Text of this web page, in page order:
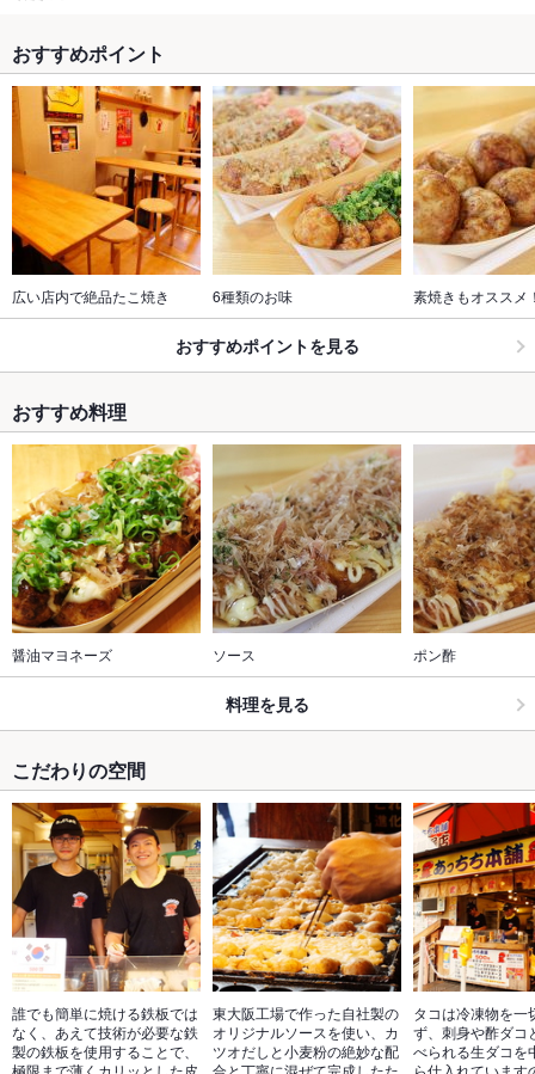
おすすめポイント
広い店内で絶品たこ焼き 6種類のお味 素焼きもオススメ
おすすめポイントを見る
おすすめ料理
醤油マヨネーズ ソース ポン酢
料理を見る
こだわりの空間
誰でも簡単に焼ける鉄板では
なく、あえて技術が必要な鉄
製の鉄板を使用することで、
極限まで薄くカリッとした皮
東大阪工場で作った自社製の
オリジナルソースを使い、カ
ツオだしと小麦粉の絶妙な配
合と丁寧に混ぜて完成したた
タコは冷凍物を一
ず、刺身や酢ダコ
べられる生ダコを
ら仕入れています